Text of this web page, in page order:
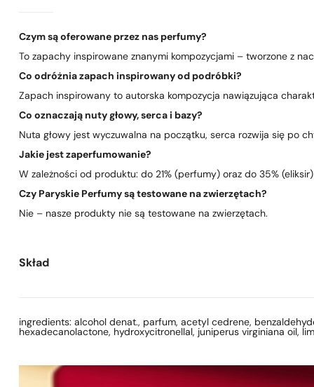
Czym są oferowane przez nas perfumy?
To zapachy inspirowane znanymi kompozycjami – tworzone z
Co odróżnia zapach inspirowany od podróbki?
Zapach inspirowany to autorska kompozycja nawiązująca
Co oznaczają nuty głowy, serca i bazy?
Nuta głowy jest wyczuwalna na początku, serca rozwija się po
Jakie jest zaperfumowanie?
W zależności od produktu: do 21% (perfumy) oraz do 35%
Czy Paryskie Perfumy są testowane na zwierzętach?
Nie – nasze produkty nie są testowane na zwierzętach.
Skład
ingredients: alcohol denat., parfum, acetyl cedrene,
hexadecanolactone, hydroxycitronellal, juniperus virginiana oil,